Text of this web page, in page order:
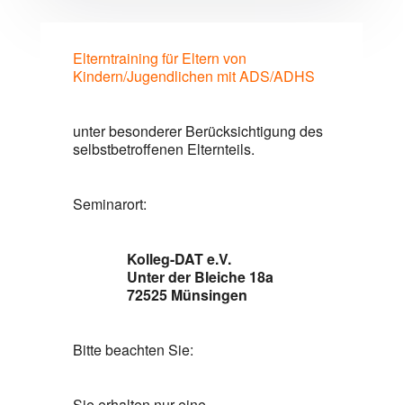
Elterntraining für Eltern von
Kindern/Jugendlichen mit ADS/ADHS
unter besonderer Berücksichtigung des
selbstbetroffenen Elternteils.
Seminarort:
Kolleg-DAT e.V.
Unter der Bleiche 18a
72525 Münsingen
Bitte beachten Sie: